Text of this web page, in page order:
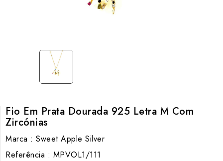
Fio Em Prata Dourada 925 Letra M Com
Zircónias
Marca : Sweet Apple Silver
Referência : MPVOL1/111